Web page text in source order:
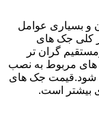
و بسیاری عوامل
کلی جک های
گران تر
های مربوط به نصب
شود.قیمت جک های
بیشتر است.